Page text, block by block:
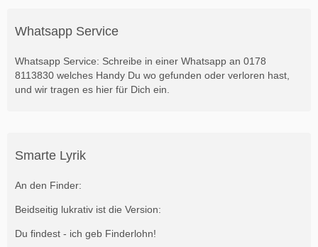
Whatsapp Service
Whatsapp Service: Schreibe in einer Whatsapp an 0178
8113830 welches Handy Du wo gefunden oder verloren hast,
und wir tragen es hier für Dich ein.
Smarte Lyrik
An den Finder:
Beidseitig lukrativ ist die Version:
Du findest - ich geb Finderlohn!